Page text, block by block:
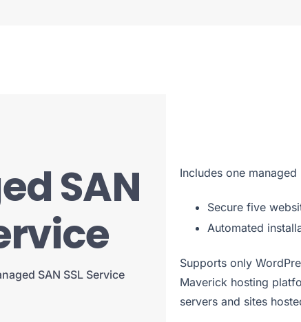
SAN
SAN SSL Service
Includes one
Secure five
Automated
Supports only
Maverick hosting
servers and sites